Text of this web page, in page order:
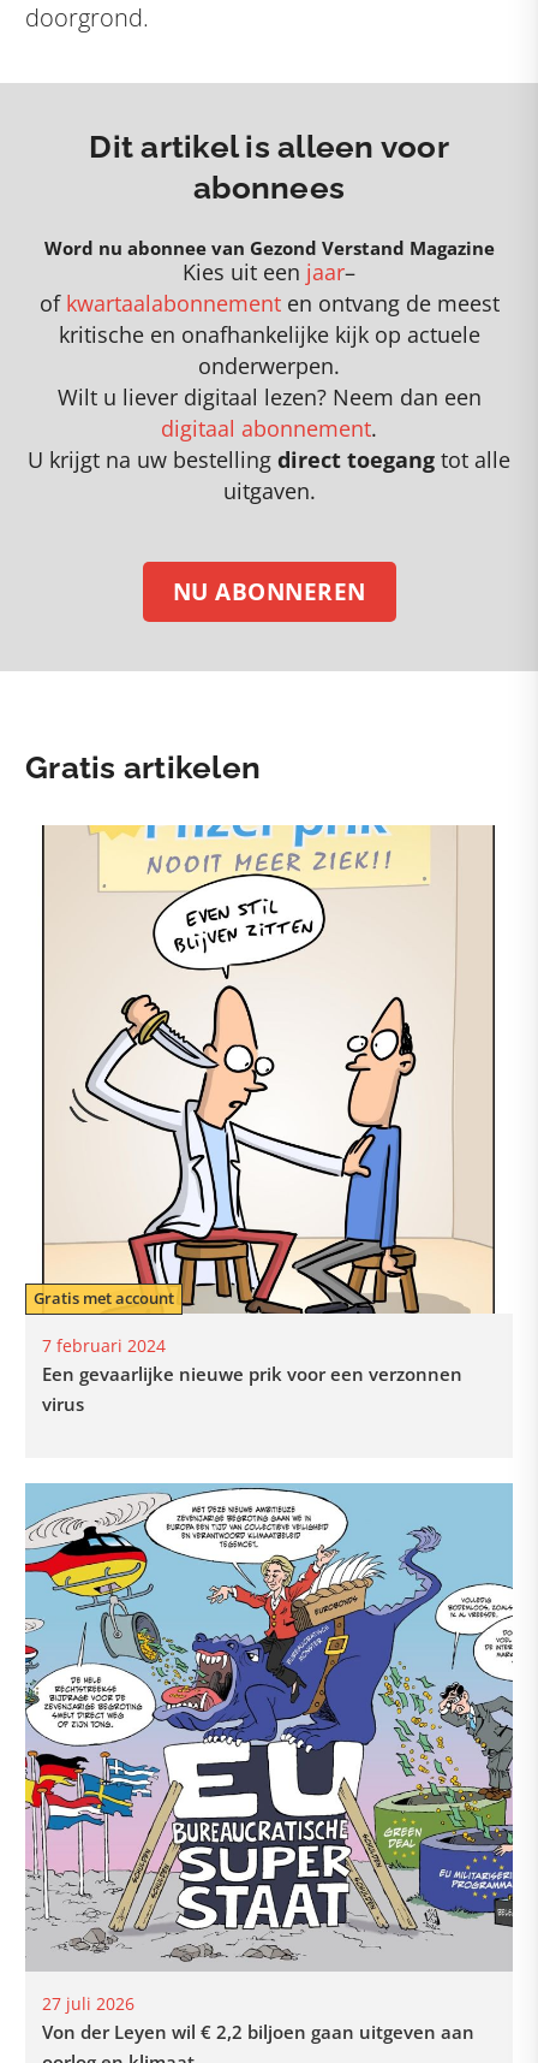
doorgrond.
Dit artikel is alleen voor
abonnees
Word nu abonnee van Gezond Verstand Magazine
Kies uit een jaar–
of kwartaalabonnementen ontvang de meest
kritische en onafhankelijke kijk op actuele
onderwerpen.
Wilt u liever digitaal lezen? Neem dan een
digitaal abonnement.
U krijgt na uw bestelling direct toegang tot alle
uitgaven.
NU ABONNEREN
Gratis artikelen
7 februari 2024
Gratis met account
Een gevaarlijke nieuwe prik voor een verzonnen
virus
27 juli 2026
Von der Leyen wil € 2,2 biljoen gaan uitgeven aan